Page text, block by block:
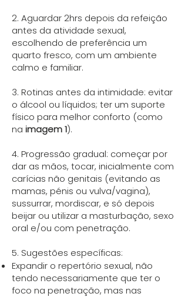
2. Aguardar 2hrs depois da refeição
antes da atividade sexual,
escolhendo de preferência um
quarto fresco, com um ambiente
calmo e familiar.
3. Rotinas antes da intimidade: evitar
o álcool ou líquidos; ter um suporte
físico para melhor conforto (como
na imagem 1).
4. Progressão gradual: começar por
dar as mãos, tocar, inicialmente com
carícias não genitais (evitando as
mamas, pénis ou vulva/vagina),
sussurrar, mordiscar, e só depois
beijar ou utilizar a masturbação, sexo
oral e/ou com penetração.
5. Sugestões específicas:
Expandir o repertório sexual, não
tendo necessariamente que ter o
foco na penetração, mas nas